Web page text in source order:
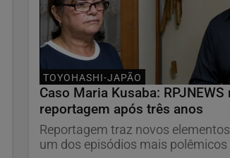
TOYOHASHI-JAPÃO
Caso Maria Kusaba: RPJNEWS
reportagem após três anos
Reportagem traz novos
um dos episódios mais polêmicos